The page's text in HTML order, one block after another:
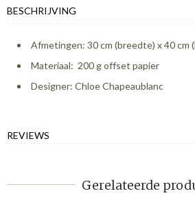
BESCHRIJVING
Afmetingen: 30 cm (breedte) x 40 cm
Materiaal: 200 g offset papier
Designer: Chloe Chapeaublanc
REVIEWS
Gerelateerde